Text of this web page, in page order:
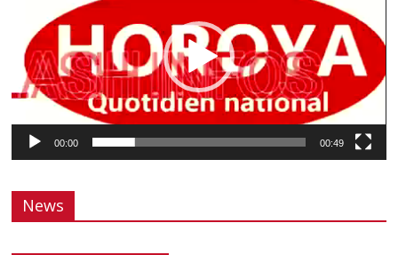
00:00 00:49
News